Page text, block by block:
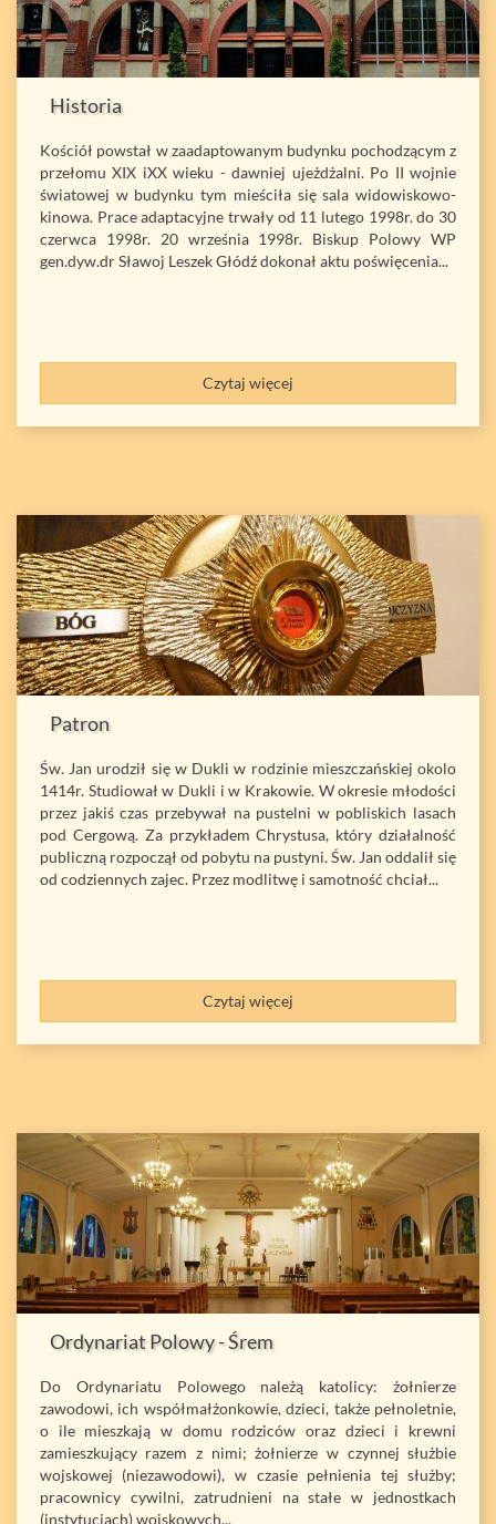
Historia
Kościół powstał w zaadaptowanym budynku pochodzącym z
przełomu XIX iXX wieku - dawniej ujeżdżalni. Po II wojnie
światowej w budynku tym mieściła się sala widowiskowo-
kinowa. Prace adaptacyjne trwały od 11 lutego 1998r. do 30
czerwca 1998r. 20 września 1998r. Biskup Polowy WP
gen.dyw.dr Sławoj Leszek Głódź dokonał aktu poświęcenia...
Czytaj więcej
Patron
Św. Jan urodził się w Dukli w rodzinie mieszczańskiej okolo
1414r. Studiował w Dukli i w Krakowie. W okresie młodości
przez jakiś czas przebywał na pustelni w pobliskich lasach
pod Cergową. Za przykładem Chrystusa, który działalność
publiczną rozpoczął od pobytu na pustyni. Św. Jan oddalił się
od codziennych zajec. Przez modlitwę i samotność chciał...
Czytaj więcej
Ordynariat Polowy - Śrem
Do Ordynariatu Polowego należą katolicy: żołnierze
zawodowi, ich współmałżonkowie, dzieci, także pełnoletnie,
o ile mieszkają w domu rodziców oraz dzieci i krewni
zamieszkujący razem z nimi; żołnierze w czynnej służbie
wojskowej (niezawodowi), w czasie pełnienia tej służby;
pracownicy cywilni, zatrudnieni na stałe w jednostkach
(instytucjach) wojskowych...